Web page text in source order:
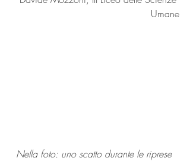
Umane
Nella foto: uno scatto durante le riprese